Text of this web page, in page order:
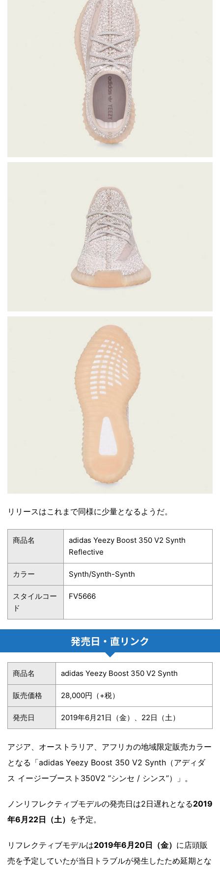
リリースはこれまで同様に少量となるようだ。
商品名
adidas Yeezy Boost 350 V2 Synth
Reflective
カラー Synth/Synth-Synth
スタイルコー
ド
FV5666
発売日・直リンク
商品名 adidas Yeezy Boost 350 V2 Synth
販売価格 28,000円（+税）
発売日 2019年6月21日（金）、22日（土）
アジア、オーストラリア、アフリカの地域限定販売カラー
となる「adidas Yeezy Boost 350 V2 Synth（アディダ
ス イージーブースト350V2 ”シンセ / シンス”）」。
ノンリフレクティブモデルの発売日は2日遅れとなる2019
年6月22日（土） を予定。
リフレクティブモデルは2019年6月20日（金） に店頭販
売を予定していたが当日トラブルが発生したため延期とな